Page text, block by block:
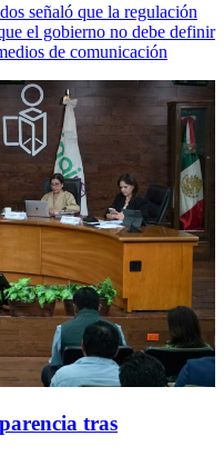
señaló que la regulación
el gobierno no debe definir
de comunicación
tras